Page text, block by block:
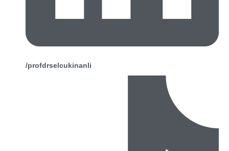
/profdrselcukinanli